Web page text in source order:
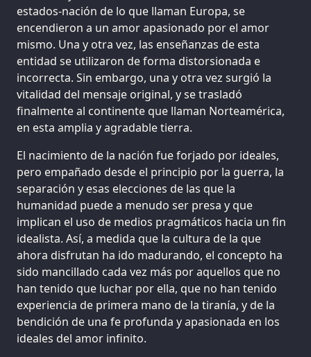
estados-nación de lo que llaman Europa, se
encendieron a un amor apasionado por el amor
mismo. Una y otra vez, las enseñanzas de esta
entidad se utilizaron de forma distorsionada e
incorrecta. Sin embargo, una y otra vez surgió la
vitalidad del mensaje original, y se trasladó
finalmente al continente que llaman Norteamérica,
en esta amplia y agradable tierra.
El nacimiento de la nación fue forjado por ideales,
pero empañado desde el principio por la guerra, la
separación y esas elecciones de las que la
humanidad puede a menudo ser presa y que
implican el uso de medios pragmáticos hacia un fin
idealista. Así, a medida que la cultura de la que
ahora disfrutan ha ido madurando, el concepto ha
sido mancillado cada vez más por aquellos que no
han tenido que luchar por ella, que no han tenido
experiencia de primera mano de la tiranía, y de la
bendición de una fe profunda y apasionada en los
ideales del amor infinito.